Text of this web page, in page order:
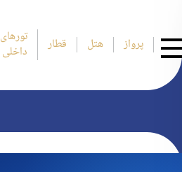
پرواز هتل قطار
تورهای
داخلی